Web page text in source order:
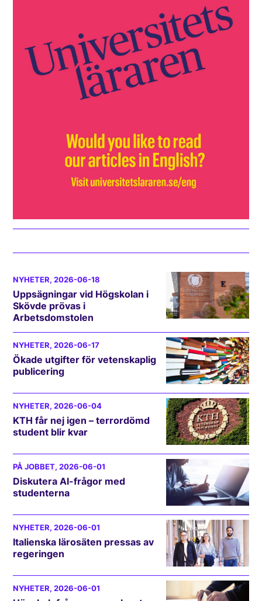
NYHETER, 2026-06-18
Uppsägningar vid Högskolan i
Skövde prövas i
Arbetsdomstolen
NYHETER, 2026-06-17
Ökade utgifter för vetenskaplig
publicering
NYHETER, 2026-06-04
KTH får nej igen – terrordömd
student blir kvar
PÅ JOBBET, 2026-06-01
Diskutera AI-frågor med
studenterna
NYHETER, 2026-06-01
Italienska lärosäten pressas av
regeringen
NYHETER, 2026-06-01